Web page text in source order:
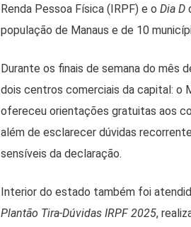
Renda Pessoa Física (IRPF) e o Dia D
população de Manaus e de 10
Durante os finais de semana do mês
dois centros comerciais da capital: o
ofereceu orientações gratuitas aos
além de esclarecer dúvidas
sensíveis da declaração.
Interior do estado também foi
Plantão Tira-Dúvidas IRPF 2025,